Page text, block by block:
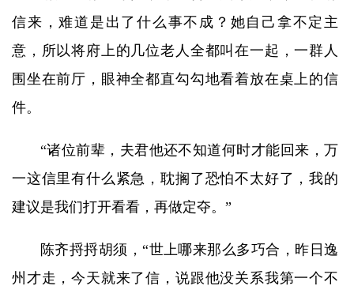
信来，难道是出了什么事不成？她自己拿不定主
意，所以将府上的几位老人全都叫在一起，一群人
围坐在前厅，眼神全都直勾勾地看着放在桌上的信
件。
“诸位前辈，夫君他还不知道何时才能回来，万
一这信里有什么紧急，耽搁了恐怕不太好了，我的
建议是我们打开看看，再做定夺。”
陈齐捋捋胡须，“世上哪来那么多巧合，昨日逸
州才走，今天就来了信，说跟他没关系我第一个不